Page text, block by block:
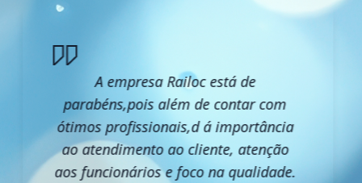
A empresa Railoc está de
parabéns,pois além de contar com
ótimos profissionais,d á importância
ao atendimento ao cliente, atenção
aos funcionários e foco na qualidade.